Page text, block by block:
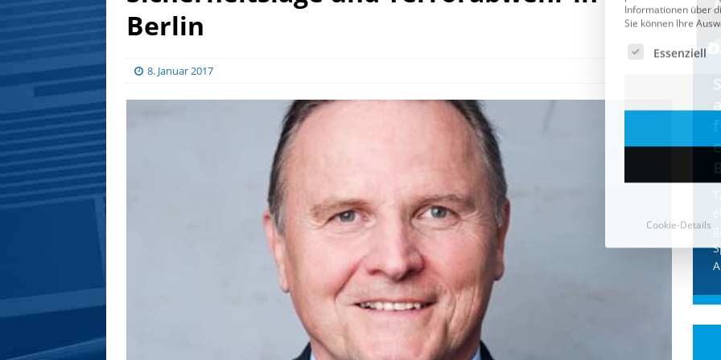
Berlin
8. Januar 2017
der Wahl wieder Afghanen
einfliegen: Zeit für ein
Asylmoratorium!
Die Bundesregierung und die CDU
halten die Wähler für dumm! Weil die
Stimmung wegen der von Afghanen
verübten Anschläge kippte, wurden die
Flüge vor der